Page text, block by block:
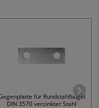
für Rundstahlbügel
DIN 3570 verzinkter Stahl